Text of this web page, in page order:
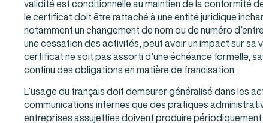
validité est conditionnelle au maintien de la conformité
le certificat doit être rattaché à une entité juridique
notamment un changement de nom ou de numéro
une cessation des activités, peut avoir un impact sur sa
certificat ne soit pas assorti d’une échéance formelle,
continu des obligations en matière de francisation.
L’usage du français doit demeurer généralisé dans les
communications internes que des pratiques
entreprises assujetties doivent produire périodiquement